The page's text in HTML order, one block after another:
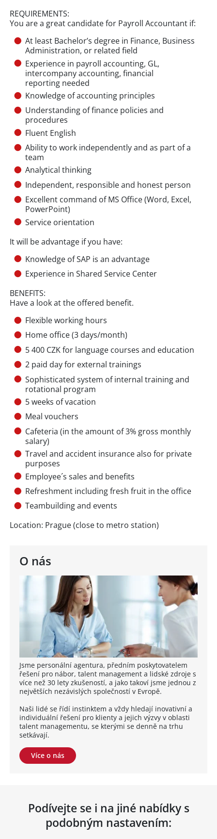
O nás
Jsme personální agentura, předním poskytovatelem
řešení pro nábor, talent management a lidské zdroje s
více než 30 lety zkušeností, a jako takoví jsme jednou z
největších nezávislých společností v Evropě.
Naši lidé se řídí instinktem a vždy hledají inovativní a
individuální řešení pro klienty a jejich výzvy v oblasti
talent managementu, se kterými se denně na trhu
setkávají.
Více o nás
REQUIREMENTS:
You are a great candidate for Payroll Accountant if:
At least Bachelor’s degree in Finance, Business
Administration, or related field
Experience in payroll accounting, GL,
intercompany accounting, financial
reporting needed
Knowledge of accounting principles
Understanding of finance policies and
procedures
Fluent English
Ability to work independently and as part of a
team
Analytical thinking
Independent, responsible and honest person
Excellent command of MS Office (Word, Excel,
PowerPoint)
Service orientation
It will be advantage if you have:
Knowledge of SAP is an advantage
Experience in Shared Service Center
BENEFITS:
Have a look at the offered benefit.
Flexible working hours
Home office (3 days/month)
5 400 CZK for language courses and education
2 paid day for external trainings
Sophisticated system of internal training and
rotational program
5 weeks of vacation
Meal vouchers
Cafeteria (in the amount of 3% gross monthly
salary)
Travel and accident insurance also for private
purposes
Employee´s sales and benefits
Refreshment including fresh fruit in the office
Teambuilding and events
Location: Prague (close to metro station)
Podívejte se i na jiné nabídky s
podobným nastavením: